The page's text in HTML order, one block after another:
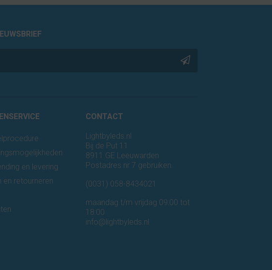
en levering
en retourneren
CONTACT
Lightbyleds.nl
Bij de Put 11
8911 GE Leeuwarden
Postadres nr 7 gebruiken.
(0031) 058-8434021
maandag t/m vrijdag 09:00 tot
18:00
info@lightbyleds.nl